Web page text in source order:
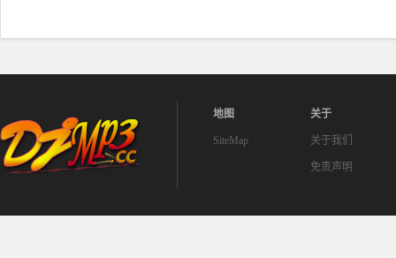
地图
SiteMap
关于
关于我们
免责声明